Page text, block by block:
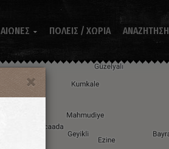
 ΠΟΛΕΙΣ / ΧΩΡΙΑ ΑΝΑΖΗΤΗΣΗ